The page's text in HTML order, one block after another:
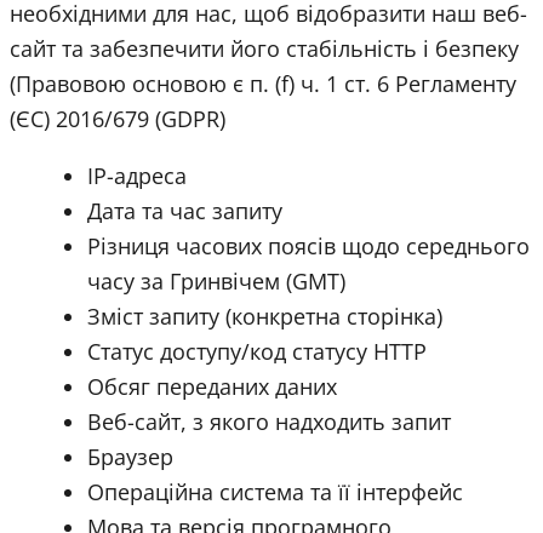
необхідними для нас, щоб відобразити наш веб-
сайт та забезпечити його стабільність і безпеку
(Правовою основою є п. (f) ч. 1 ст. 6 Регламенту
(ЄС) 2016/679 (GDPR)
IP-адреса
Дата та час запиту
Різниця часових поясів щодо середнього
часу за Гринвічем (GMT)
Зміст запиту (конкретна сторінка)
Статус доступу/код статусу HTTP
Обсяг переданих даних
Веб-сайт, з якого надходить запит
Браузер
Операційна система та її інтерфейс
Мова та версія програмного